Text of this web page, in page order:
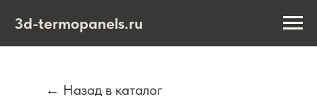
3d-termopanels.ru
← Назад в каталог